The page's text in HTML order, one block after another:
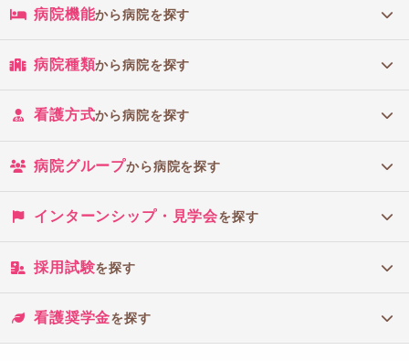
病院機能から病院を探す
病院種類から病院を探す
看護方式から病院を探す
病院グループから病院を探す
インターンシップ・見学会を探す
採用試験を探す
看護奨学金を探す